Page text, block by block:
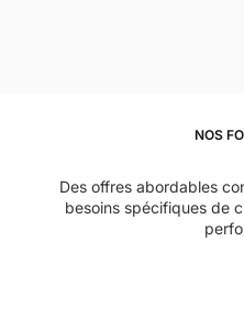
NOS
Des offres abordables
besoins spécifiques de